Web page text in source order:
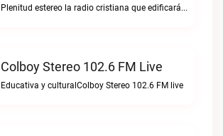
Plenitud estereo la radio cristiana que edificará tu vida.Plenitud Estereo Online live
Colboy Stereo 102.6 FM Live
Educativa y culturalColboy Stereo 102.6 FM live